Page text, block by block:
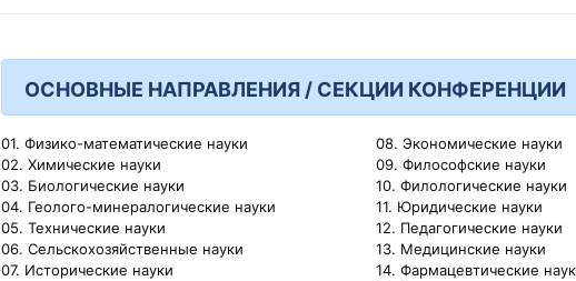
ОСНОВНЫЕ НАПРАВЛЕНИЯ / СЕКЦИИ КОНФЕРЕНЦИИ
01. Физико-математические науки
02. Химические науки
03. Биологические науки
04. Геолого-минералогические науки
05. Технические науки
06. Сельскохозяйственные науки
07. Исторические науки
08. Экономические науки
09. Философские науки
10. Филологические науки
11. Юридические науки
12. Педагогические науки
13. Медицинские науки
14. Фармацевтические